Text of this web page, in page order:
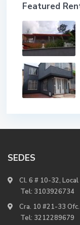
Featured
SEDES
Cl. 6 # 10-32,
Tel: 3103926734
Cra. 10 #21-33
Tel: 3212289679